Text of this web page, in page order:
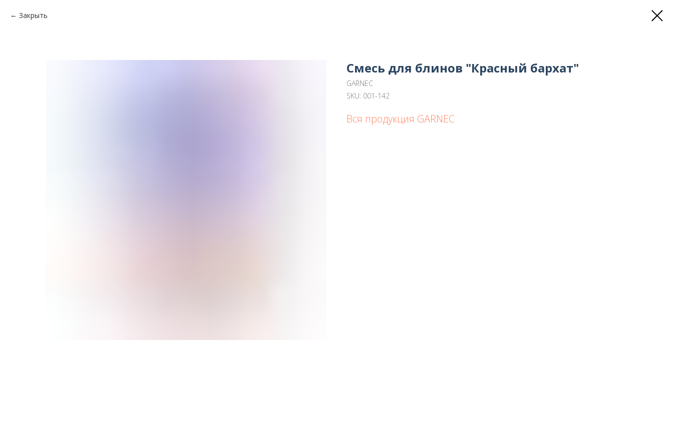
Закрыть
Смесь для блинов "Красный бархат"
GARNEC
SKU: 001-142
Вся продукция GARNEC